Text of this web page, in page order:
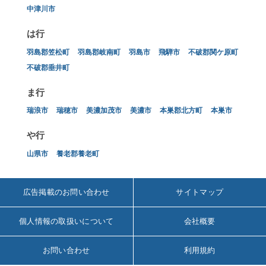
中津川市
は行
羽島郡笠松町 羽島郡岐南町 羽島市 飛騨市
不破郡関ケ原町
不破郡垂井町
ま行
瑞浪市 瑞穂市 美濃加茂市 美濃市 本巣郡北方町 本巣市
や行
山県市 養老郡養老町
広告掲載のお問い合わせ サイトマップ
個人情報の取扱いについて 会社概要
お問い合わせ 利用規約